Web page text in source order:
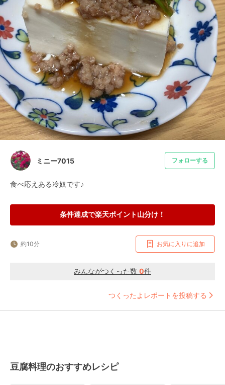
ミニー7015 フォローする
食べ応えある冷奴です♪
条件達成で楽天ポイント山分け！
約10分 お気に入りに追加
みんながつくった数 0件
つくったよレポートを投稿する
豆腐料理のおすすめレシピ